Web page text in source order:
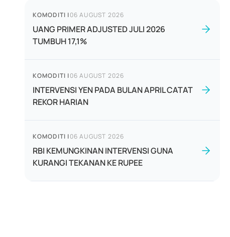
KOMODITI |06 AUGUST 2026
UANG PRIMER ADJUSTED JULI 2026
TUMBUH 17,1%
KOMODITI |06 AUGUST 2026
INTERVENSI YEN PADA BULAN APRIL CATAT
REKOR HARIAN
KOMODITI |06 AUGUST 2026
RBI KEMUNGKINAN INTERVENSI GUNA
KURANGI TEKANAN KE RUPEE